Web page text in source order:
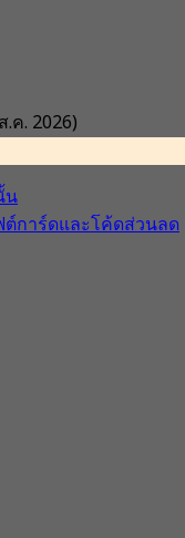
.ค. 2026)
น
การ์ดและโค้ดส่วนลด